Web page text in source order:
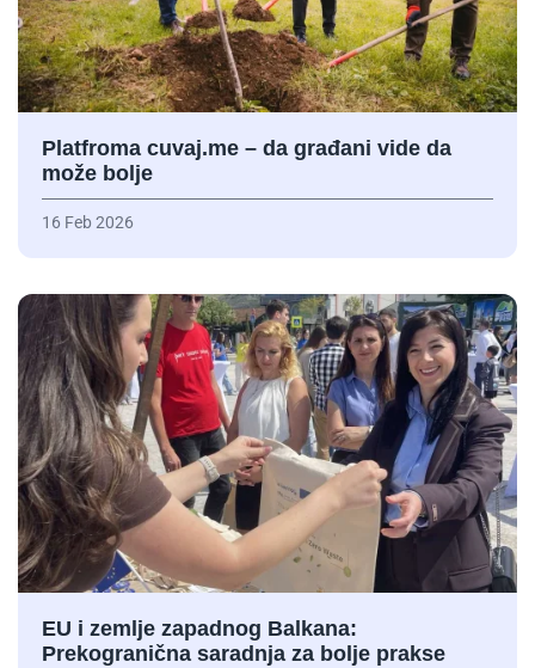
Platfroma cuvaj.me – da građani vide da
može bolje
16 Feb 2026
EU i zemlje zapadnog Balkana:
Prekogranična saradnja za bolje prakse